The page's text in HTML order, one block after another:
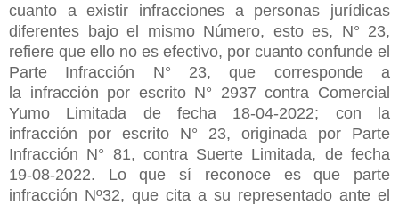
cuanto a existir infracciones a personas jurídicas
diferentes bajo el mismo Número, esto es, N° 23,
refiere que ello no es efectivo, por cuanto confunde el
Parte Infracción N° 23, que corresponde a
la infracción por escrito N° 2937 contra Comercial
Yumo Limitada de fecha 18-04-2022; con la
infracción por escrito N° 23, originada por Parte
Infracción N° 81, contra Suerte Limitada, de fecha
19-08-2022. Lo que sí reconoce es que parte
infracción Nº32, que cita a su representado ante el